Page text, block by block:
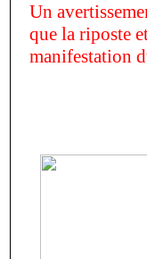
Un
que la riposte
manifestation